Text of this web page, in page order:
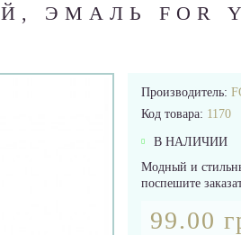
ЭМАЛЬ FOR
Производитель:
Код товара: 1170
В НАЛИЧИИ
Модный и
поспешите
99.00